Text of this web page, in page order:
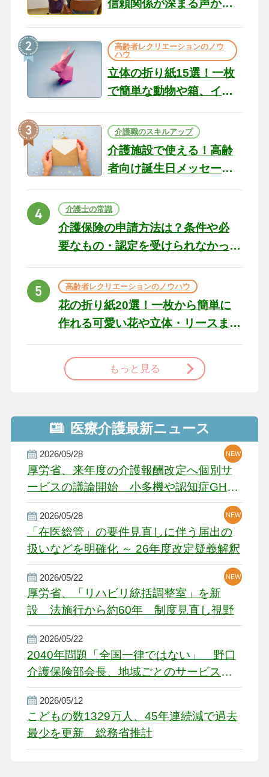
信頼関係が深まる声かけ
の現場から（22）
高齢者レクリエーションのノウ
ハウ
立体の折り紙15選！一枚
で簡単な動物や箱、イン
介護職のスキルアップ
介護施設で使える！高齢
者向け誕生日メッセージ
ト
介護士の常識
介護保険の申請方法は？条件や必
要なもの・認定を受けられなかっ
高齢者レクリエーションのノウハウ
花の折り紙20選！一枚から簡単に
作れる可愛い花や立体・リースま
もっと見る
医療介護最新ニュース
2026/05/28
厚労省、来年度の介護報酬改定へ個別サ
ービスの議論開始 小多機や認知症GH、
厳しい経営環境に危機感
NEW
NEW
NEW
2026/05/28
「在医総管」の要件見直しに伴う届出の
扱いなどを明確化 ～ 26年度改定疑義解釈
NEW
NEW
2026/05/22
厚労省、「リハビリ統括調整室」を新
設 法施行から約60年 制度見直し視野
NEW
2026/05/22
2040年問題「全国一律ではない」 野口
介護保険部会長、地域ごとのサービス基
盤整備を促す
2026/05/12
こどもの数1329万人、45年連続減で過去
最少を更新 総務省推計